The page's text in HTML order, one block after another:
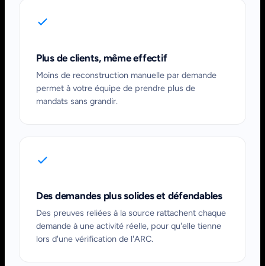
Plus de clients, même effectif
Moins de reconstruction manuelle par demande
permet à votre équipe de prendre plus de
mandats sans grandir.
Des demandes plus solides et défendables
Des preuves reliées à la source rattachent chaque
demande à une activité réelle, pour qu'elle tienne
lors d'une vérification de l'ARC.